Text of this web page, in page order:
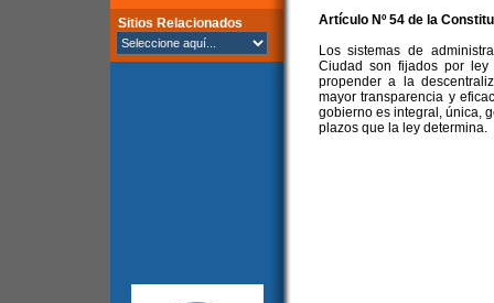
Sitios Relacionados Artículo Nº 54 de la
Los sistemas de
Ciudad son fijados por
propender a la
mayor transparencia y
gobierno es integral, única,
plazos que la ley determina.